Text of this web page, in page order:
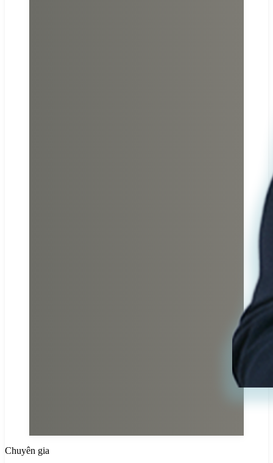
Chuyên gia